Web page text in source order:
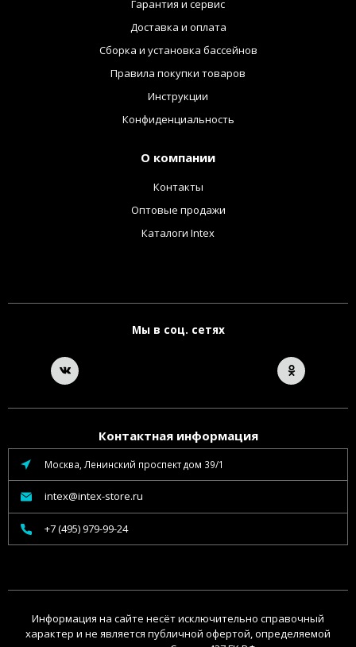
Гарантия и сервис
Доставка и оплата
Сборка и установка бассейнов
Правила покупки товаров
Инструкции
Конфиденциальность
О компании
Контакты
Оптовые продажи
Каталоги Intex
Мы в соц. сетях
Контактная информация
Москва, Ленинский проспект дом 39/1
intex@intex-store.ru
+7 (495) 979-99-24
Информация на сайте несёт исключительно справочный
характер и не является публичной офертой, определяемой